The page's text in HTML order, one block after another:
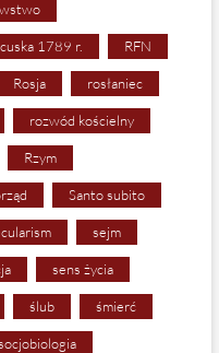
1789 r. RFN
Rosja rosłaniec
rozwód kościelny
Rzym
Santo subito
sejm
sens życia
ślub śmierć